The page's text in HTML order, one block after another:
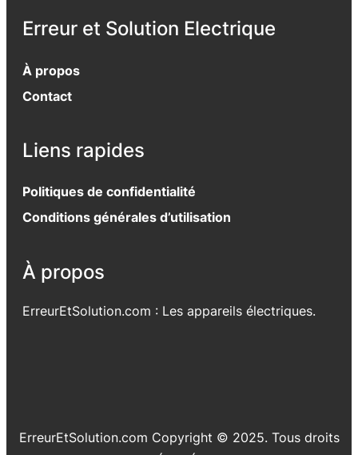
Erreur et Solution Electrique
À propos
Contact
Liens rapides
Politiques de confidentialité
Conditions générales d’utilisation
À propos
ErreurEtSolution.com : Les appareils électriques.
ErreurEtSolution.com Copyright © 2025. Tous droits